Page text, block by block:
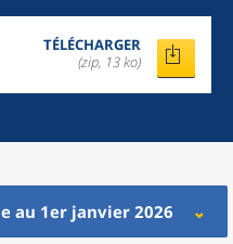
TÉLÉCHARGER
(zip, 13 ko)
au 1er janvier 2026